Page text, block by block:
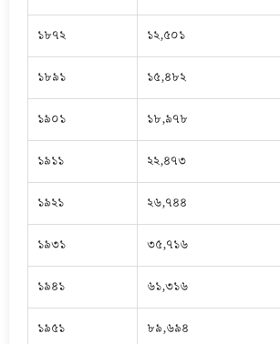
১৮৭২ ১২,৫০১
১৮৯১ ১৫,৪৮২
১৯০১ ১৮,৯৭৮
১৯১১ ২২,৪৭৩
১৯২১ ২৬,৭৪৪
১৯৩১ ৩৫,৭১৬
১৯৪১ ৬১,৩১৬
১৯৫১ ৮৯,৬৯৪